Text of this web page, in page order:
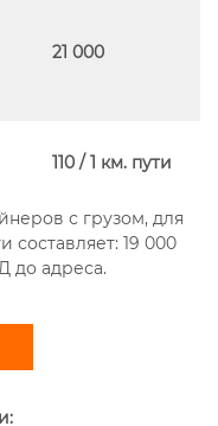
21 000
110 / 1 км. пути
с грузом, для
составляет: 19 000
до адреса.